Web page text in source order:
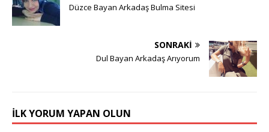
Düzce Bayan Arkadaş Bulma Sitesi
SONRAKI
Dul Bayan Arkadaş Arıyorum
İLK YORUM YAPAN OLUN